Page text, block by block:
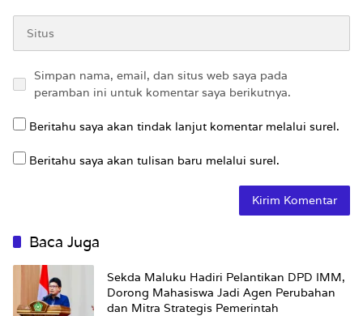
Simpan nama, email, dan situs web saya pada
peramban ini untuk komentar saya berikutnya.
Beritahu saya akan tindak lanjut komentar melalui surel.
Beritahu saya akan tulisan baru melalui surel.
Baca Juga
Sekda Maluku Hadiri Pelantikan DPD IMM,
Dorong Mahasiswa Jadi Agen Perubahan
dan Mitra Strategis Pemerintah